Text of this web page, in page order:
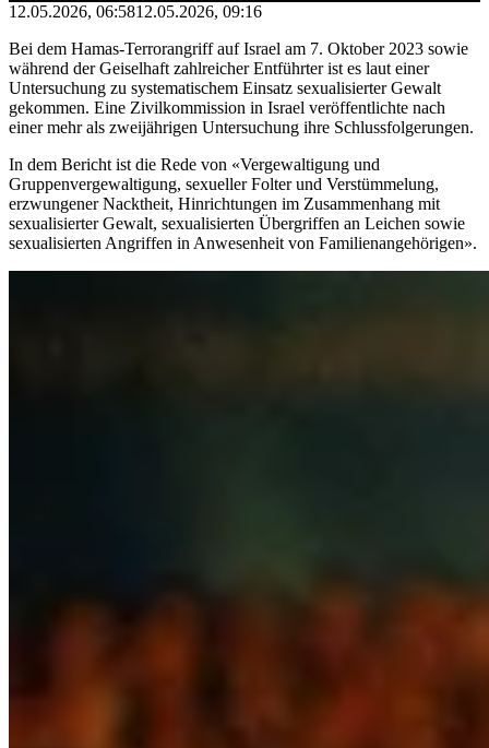
12.05.2026, 06:5812.05.2026, 09:16
Bei dem Hamas-Terrorangriff auf Israel am 7. Oktober 2023 sowie
während der Geiselhaft zahlreicher Entführter ist es laut einer
Untersuchung zu systematischem Einsatz sexualisierter Gewalt
gekommen. Eine Zivilkommission in Israel veröffentlichte nach
einer mehr als zweijährigen Untersuchung ihre Schlussfolgerungen.
In dem Bericht ist die Rede von «Vergewaltigung und
Gruppenvergewaltigung, sexueller Folter und Verstümmelung,
erzwungener Nacktheit, Hinrichtungen im Zusammenhang mit
sexualisierter Gewalt, sexualisierten Übergriffen an Leichen sowie
sexualisierten Angriffen in Anwesenheit von Familienangehörigen».